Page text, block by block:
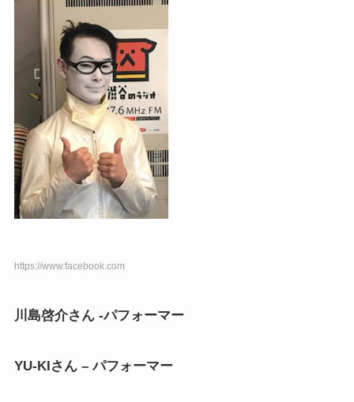
https://www.facebook.com
川島啓介さん -パフォーマー
YU-KIさん – パフォーマー